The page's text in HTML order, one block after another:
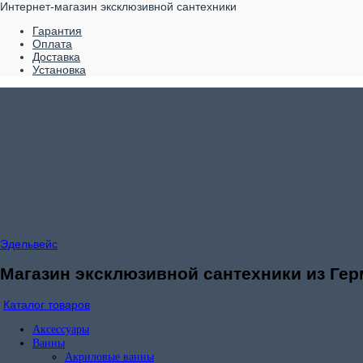
Интернет-магазин эксклюзивной сантехники
Гарантия
Оплата
Доставка
Установка
Эдельвейс
Магазин эксклюзивной сантехники из
Каталог товаров
Аксессуары
Ванны
Акриловые ванны